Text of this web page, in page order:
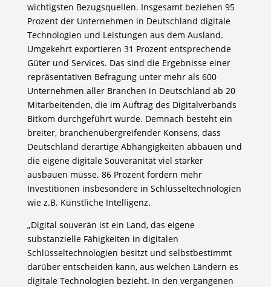
wichtigsten Bezugsquellen. Insgesamt beziehen 95
Prozent der Unternehmen in Deutschland digitale
Technologien und Leistungen aus dem Ausland.
Umgekehrt exportieren 31 Prozent entsprechende
Güter und Services. Das sind die Ergebnisse einer
repräsentativen Befragung unter mehr als 600
Unternehmen aller Branchen in Deutschland ab 20
Mitarbeitenden, die im Auftrag des Digitalverbands
Bitkom durchgeführt wurde. Demnach besteht ein
breiter, branchenübergreifender Konsens, dass
Deutschland derartige Abhängigkeiten abbauen und
die eigene digitale Souveränität viel stärker
ausbauen müsse. 86 Prozent fordern mehr
Investitionen insbesondere in Schlüsseltechnologien
wie z.B. Künstliche Intelligenz.
„Digital souverän ist ein Land, das eigene
substanzielle Fähigkeiten in digitalen
Schlüsseltechnologien besitzt und selbstbestimmt
darüber entscheiden kann, aus welchen Ländern es
digitale Technologien bezieht. In den vergangenen